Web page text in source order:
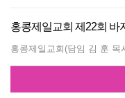
홍콩제일교회 제22회 바